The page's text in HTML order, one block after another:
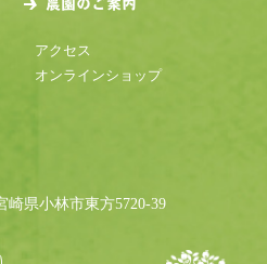
アクセス
オンラインショップ
崎県小林市東方5720-39